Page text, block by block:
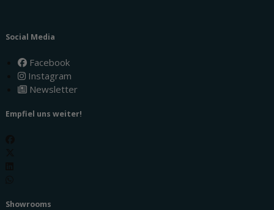
Social Media
Facebook
Instagram
Newsletter
Empfiel uns weiter!
Showrooms